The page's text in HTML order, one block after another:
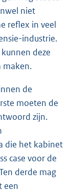
niet
reflex in veel
industrie.
deze
maken.
de
moeten de
zijn.
die het kabinet
case voor de
derde mag
een